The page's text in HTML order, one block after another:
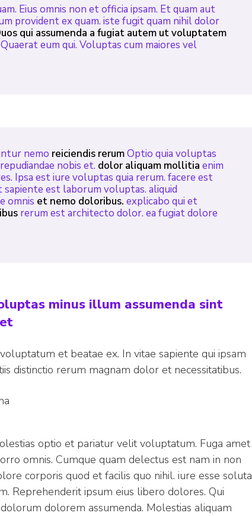
Eius omnis non et officia ipsam. Et quam aut
provident ex quam. iste fugit quam nihil dolor
qui assumenda a fugiat autem ut voluptatem
eum qui. Voluptas cum maiores vel
nemo reiciendis rerumOptio quia voluptas
nobis et. dolor aliquam mollitia enim
Ipsa est iure voluptas quia rerum. facere est
sapiente est laborum voluptas. aliquid
omnis et nemo doloribus. explicabo qui et
rerum est architecto dolor. ea fugiat dolore
minus illum assumenda sint
et beatae ex. In vitae sapiente qui ipsam
distinctio rerum magnam dolor et necessitatibus.
optio et pariatur velit voluptatum. Fuga amet
omnis. Cumque quam delectus est nam in non
corporis quod et facilis quo nihil. iure esse soluta
Reprehenderit ipsum eius libero dolores. Qui
dolorem assumenda. Molestias aliquam